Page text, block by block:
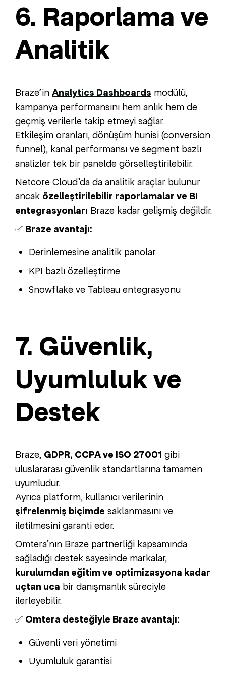
6. Raporlama ve
Analitik
Braze’in Analytics Dashboards modülü,
kampanya performansını hem anlık hem de
geçmiş verilerle takip etmeyi sağlar.
Etkileşim oranları, dönüşüm hunisi (conversion
funnel), kanal performansı ve segment bazlı
analizler tek bir panelde görselleştirilebilir.
Netcore Cloud’da da analitik araçlar bulunur
ancak özelleştirilebilir raporlamalar ve BI
entegrasyonları Braze kadar gelişmiş değildir.
✅ Braze avantajı:
Derinlemesine analitik panolar
KPI bazlı özelleştirme
Snowflake ve Tableau entegrasyonu
7. Güvenlik,
Uyumluluk ve
Destek
Braze, GDPR, CCPA ve ISO 27001 gibi
uluslararası güvenlik standartlarına tamamen
uyumludur.
Ayrıca platform, kullanıcı verilerinin
şifrelenmiş biçimde saklanmasını ve
iletilmesini garanti eder.
Omtera’nın Braze partnerliği kapsamında
sağladığı destek sayesinde markalar,
kurulumdan eğitim ve optimizasyona kadar
uçtan uca bir danışmanlık süreciyle
ilerleyebilir.
✅ Omtera desteğiyle Braze avantajı:
Güvenli veri yönetimi
Uyumluluk garantisi